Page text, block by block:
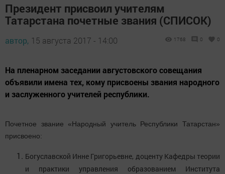
Президент присвоил учителям
Татарстана почетные звания (СПИСОК)
автор, 15 августа 2017 - 14:00 1768 0 0
На пленарном заседании августовского совещания
объявили имена тех, кому присвоены звания народного
и заслуженного учителей республики.
Почетное звание «Народный учитель Республики Татарстан»
присвоено:
Богуславской Инне Григорьевне, доценту Кафедры теории
и практики управления образованием Института